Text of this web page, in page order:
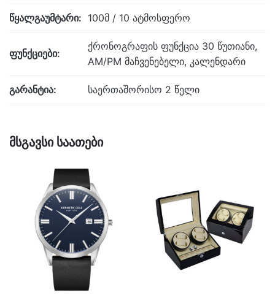
წყალგაუმტარი: 100მ / 10 ატმოსფერო
ფუნქციები:
ქრონოგრაფის ფუნქცია 30 წუთიანი,
AM/PM მაჩვენებელი, კალენდარი
გარანტია: საერთაშორისო 2 წელი
მსგავსი საათები